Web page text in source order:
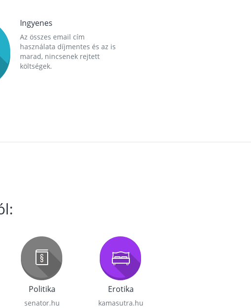
Ingyenes
Az összes email cím
használata díjmentes és az is
marad, nincsenek rejtett
költségek.
Politika
senator.hu
Erotika
kamasutra.hu